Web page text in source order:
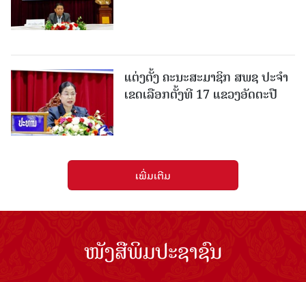
ແຕ່ງຕັ້ງ ຄະນະສະມາຊິກ ສພຊ ປະຈຳ
ເຂດເລືອກຕັ້ງທີ 17 ແຂວງອັດຕະປື
ເພີ່ມເຕີມ
ໜັງສືພິມປະຊາຊົນ